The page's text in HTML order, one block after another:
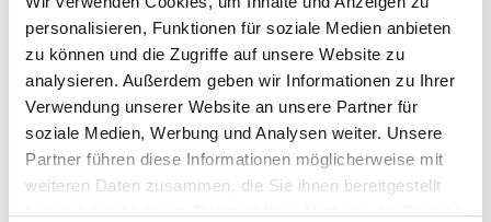
personalisieren, Funktionen für soziale Medien anbieten
zu können und die Zugriffe auf unsere Website zu
analysieren. Außerdem geben wir Informationen zu Ihrer
Verwendung unserer Website an unsere Partner für
soziale Medien, Werbung und Analysen weiter. Unsere
Partner führen diese Informationen möglicherweise mit
weiteren Daten zusammen, die Sie ihnen bereitgestellt
haben oder die sie im Rahmen Ihrer Nutzung der Dienste
Stand und setzen alles daran, rückstandslos
produzieren zu können. Der
verantwortungsbewusste Umgang mit
natürlichen Ressourcen sowie der Schutz von
Klima und Umwelt sind fest in
unserer Unternehmenskultur verankert.